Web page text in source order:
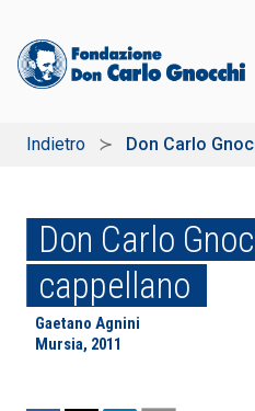
Indietro Don Carlo
Don Carlo
cappellano
Gaetano Agnini
Mursia, 2011